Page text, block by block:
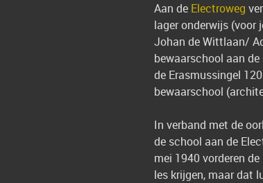
Aan de Electroweg
lager onderwijs (voor
Johan de Wittlaan/
bewaarschool aan
de Erasmussingel
bewaarschool
In verband met de
de school aan de
mei 1940 vorderen
les krijgen, maar dat